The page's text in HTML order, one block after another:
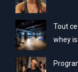
Tout
whey